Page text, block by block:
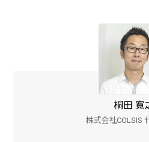
企業様に合わせたCMS Platformを
桐田 寛
株式会社COLSIS